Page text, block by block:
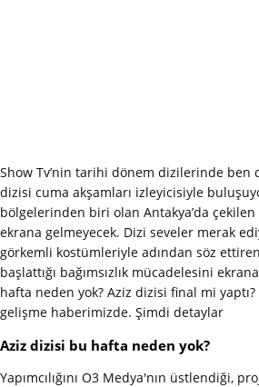
Show Tv’nin tarihi dönem dizilerinde ben
dizisi cuma akşamları izleyicisiyle
bölgelerinden biri olan Antakya’da
ekrana gelmeyecek. Dizi seveler merak
görkemli kostümleriyle adından söz
başlattığı bağımsızlık mücadelesini
hafta neden yok? Aziz dizisi final mi
gelişme haberimizde. Şimdi detaylar
Aziz dizisi bu hafta neden yok?
Yapımcılığını O3 Medya'nın üstlendiği,